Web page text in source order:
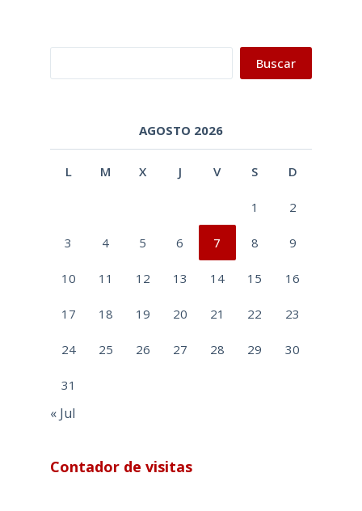
Buscar
AGOSTO 2026
L M X J V S D
1 2
3 4 5 6 7 8 9
10 11 12 13 14 15 16
17 18 19 20 21 22 23
24 25 26 27 28 29 30
31
« Jul
Contador de visitas